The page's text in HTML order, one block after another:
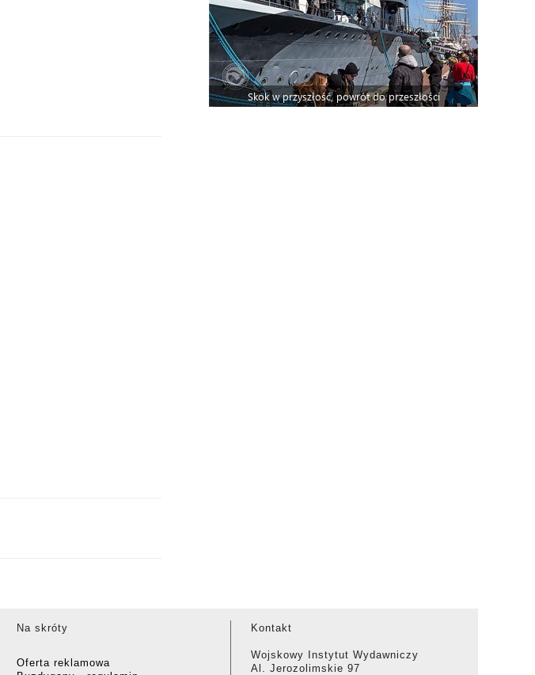
Skok w przyszłość, powrót do przeszłości
Na skróty
Oferta reklamowa
Kontakt
Wojskowy Instytut Wydawniczy
Al. Jerozolimskie 97